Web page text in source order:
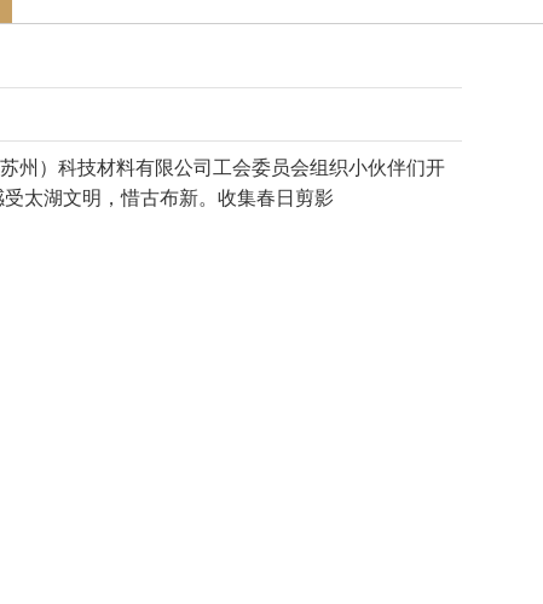
）科技材料有限公司工会委员会组织小伙伴们开
太湖文明，惜古布新。收集春日剪影